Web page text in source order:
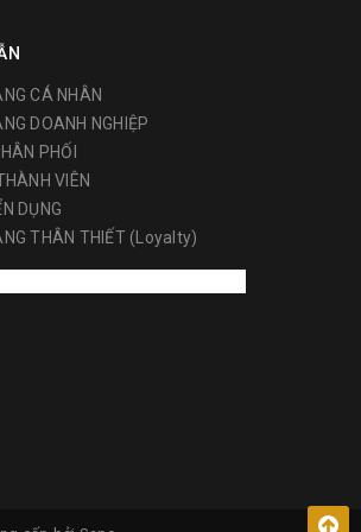
CÁ NHÂN
DOANH NGHIỆP
PHỐI
VIÊN
DỤNG
THÂN THIẾT (Loyalty)